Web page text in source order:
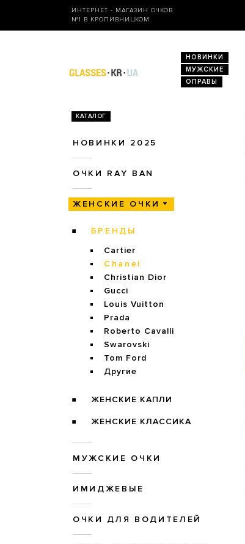
ИНТЕРНЕТ - МАГАЗИН ОЧКОВ
№1 В КРОПИВНИЦКОМ
НОВИНКИ
МУЖСКИЕ
ОПРАВЫ
КАТАЛОГ
НОВИНКИ 2025
ОЧКИ RAY BAN
ЖЕНСКИЕ ОЧКИ
БРЕНДЫ
Cartier
Chanel
Christian Dior
Gucci
Louis Vuitton
Prada
Roberto Cavalli
Swarovski
Tom Ford
Другие
ЖЕНСКИЕ КАПЛИ
ЖЕНСКИЕ КЛАССИКА
МУЖСКИЕ ОЧКИ
ИМИДЖЕВЫЕ
ОЧКИ ДЛЯ ВОДИТЕЛЕЙ